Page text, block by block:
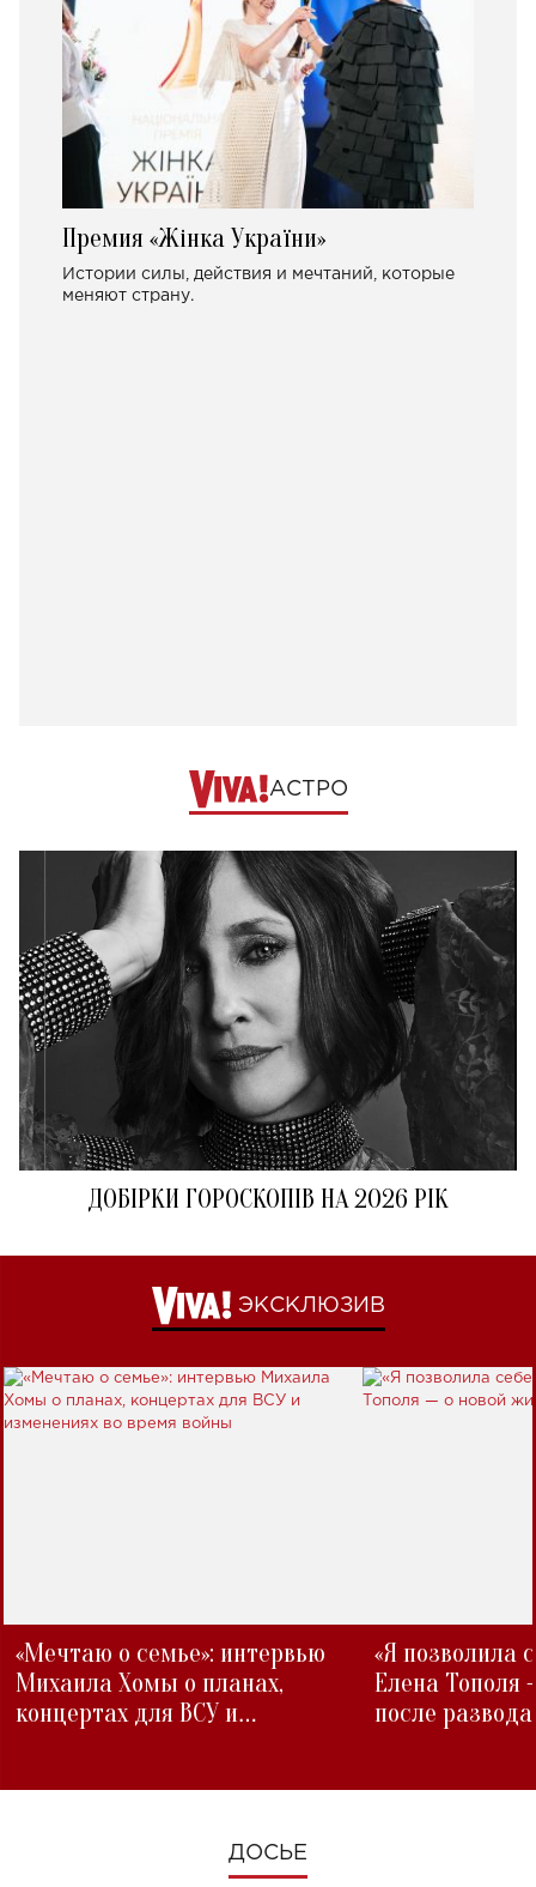
Премия «Жінка України»
Истории силы, действия и мечтаний, которые
меняют страну.
АСТРО
ДОБІРКИ ГОРОСКОПІВ НА 2026 РІК
ЭКСКЛЮЗИВ
«Мечтаю о семье»: интервью
Михаила Хомы о планах,
концертах для ВСУ и
«Я позволила
Елена Тополя
после развода
ДОСЬЕ